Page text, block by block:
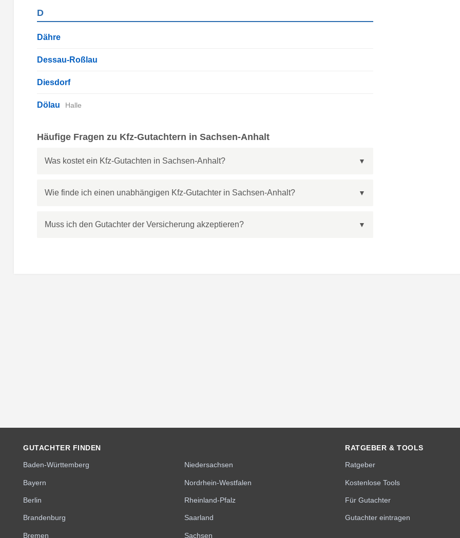
D
Dähre
Dessau-Roßlau
Diesdorf
Dölau Halle
Häufige Fragen zu Kfz-Gutachtern in Sachsen-Anhalt
Was kostet ein Kfz-Gutachten in Sachsen-Anhalt?
Wie finde ich einen unabhängigen Kfz-Gutachter in Sachsen-Anhalt?
Muss ich den Gutachter der Versicherung akzeptieren?
GUTACHTER FINDEN
Baden-Württemberg
Bayern
Berlin
Brandenburg
Bremen
Niedersachsen
Nordrhein-Westfalen
Rheinland-Pfalz
Saarland
Sachsen
RATGEBER & TOOLS
Ratgeber
Kostenlose Tools
Für Gutachter
Gutachter eintragen